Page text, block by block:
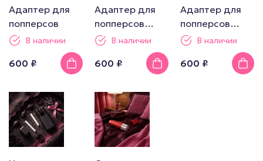
Адаптер для
попперсов
В наличии
600 ₽
Адаптер для
попперсов
вытянутый
В наличии
600 ₽
Адаптер для
попперсов
двойной
В наличии
600 ₽